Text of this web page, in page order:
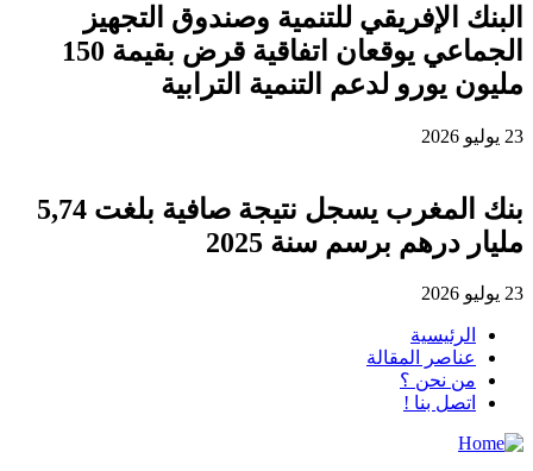
البنك الإفريقي للتنمية وصندوق التجهيز
الجماعي يوقعان اتفاقية قرض بقيمة 150
مليون يورو لدعم التنمية الترابية
23 يوليو 2026
بنك المغرب يسجل نتيجة صافية بلغت 5,74
مليار درهم برسم سنة 2025
23 يوليو 2026
الرئيسية
عناصر المقالة
من نحن ؟
اتصل بنا !